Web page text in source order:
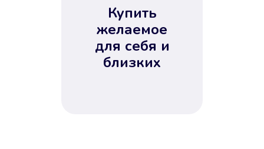
Купить
желаемое
для себя и
близких